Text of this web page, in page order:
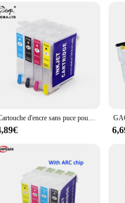
Whether you're printing
among vendors, suppliers, and
Cartouche d'encre sans puce pour Epson, T603 603XL, WF2850, WF2810, XP3100, XP4100, WF2830, WF2835, XP2100, XP2105, XP3105, XP4105